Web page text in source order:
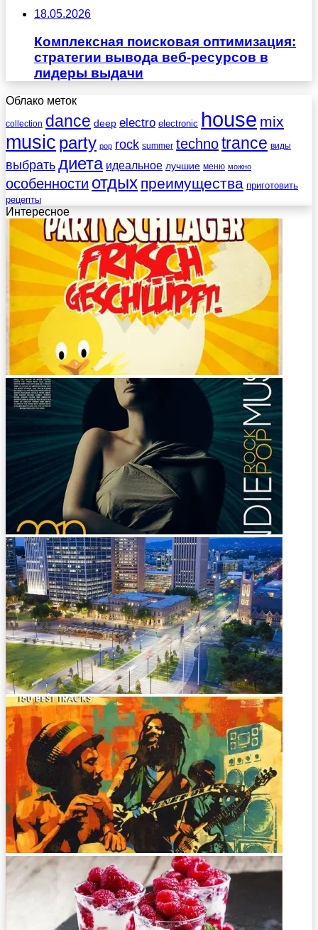
18.05.2026
Комплексная поисковая оптимизация:
стратегии вывода веб-ресурсов в
лидеры выдачи
Облако меток
collection dance deep electro electronic house mix
music party pop rock summer technotrance виды
выбратьдиета идеальное лучшие меню можно
особенности отдых преимущества приготовить
рецепты
Интересное